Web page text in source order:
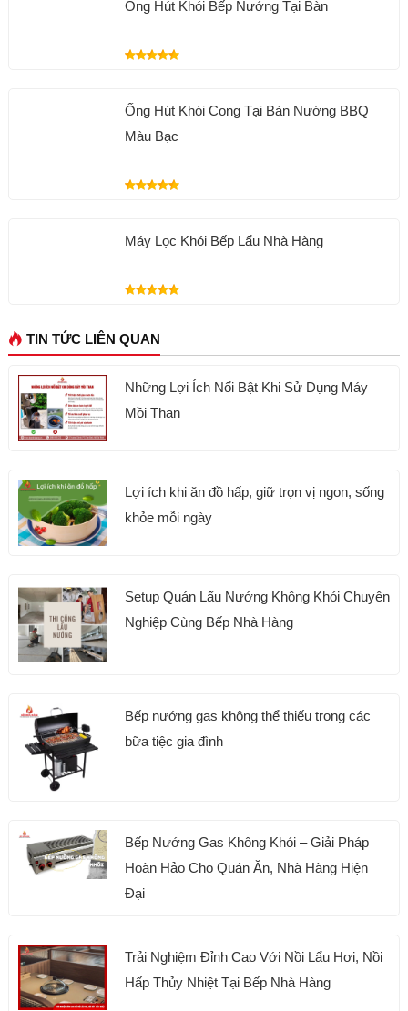
Ống Hút Khói Bếp Nướng Tại Bàn
Ống Hút Khói Cong Tại Bàn Nướng BBQ
Màu Bạc
Máy Lọc Khói Bếp Lẩu Nhà Hàng
TIN TỨC LIÊN QUAN
Những Lợi Ích Nổi Bật Khi Sử Dụng Máy
Mồi Than
Lợi ích khi ăn đồ hấp, giữ trọn vị ngon, sống
khỏe mỗi ngày
Setup Quán Lẩu Nướng Không Khói Chuyên
Nghiệp Cùng Bếp Nhà Hàng
Bếp nướng gas không thể thiếu trong các
bữa tiệc gia đình
Bếp Nướng Gas Không Khói – Giải Pháp
Hoàn Hảo Cho Quán Ăn, Nhà Hàng Hiện
Đại
Trải Nghiệm Đỉnh Cao Với Nồi Lẩu Hơi, Nồi
Hấp Thủy Nhiệt Tại Bếp Nhà Hàng